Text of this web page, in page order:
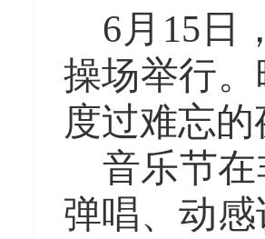
6月15日 ，
操场举行。
度过难忘的
音乐节
弹唱、动